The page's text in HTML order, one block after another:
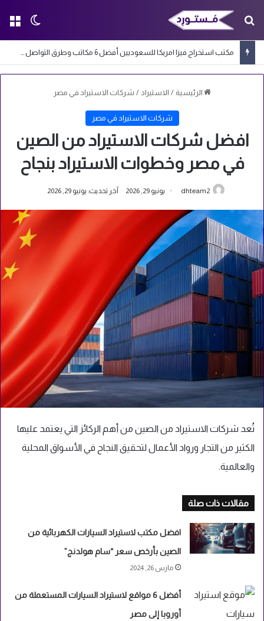
الوضع بحث عن
مكتب استخراج فيزا امريكا للسعوديين أفضل 6 مكاتب وطرق التواصل معها
الرئيسية / الاستيراد / شركات الاستيراد في مصر
شركات الاستيراد في مصر
افضل شركات الاستيراد من الصين
في مصر وخطوات الاستيراد بنجاح
dhteam2 يونيو 29, 2026 آخر تحديث: يونيو 29, 2026
تُعد شركات الاستيراد من الصين من أهم الركائز التي يعتمد عليها
الكثير من التجار ورواد الأعمال لتحقيق النجاح في الأسواق المحلية
والعالمية.
مقالات ذات صلة
افضل مكتب لاستيراد السيارات الكهربائية من
الصين بأرخص سعر “سام هولدنج”
مارس 26, 2024
أفضل 6 مواقع لاستيراد السيارات المستعملة من
أوروبا إلى مصر